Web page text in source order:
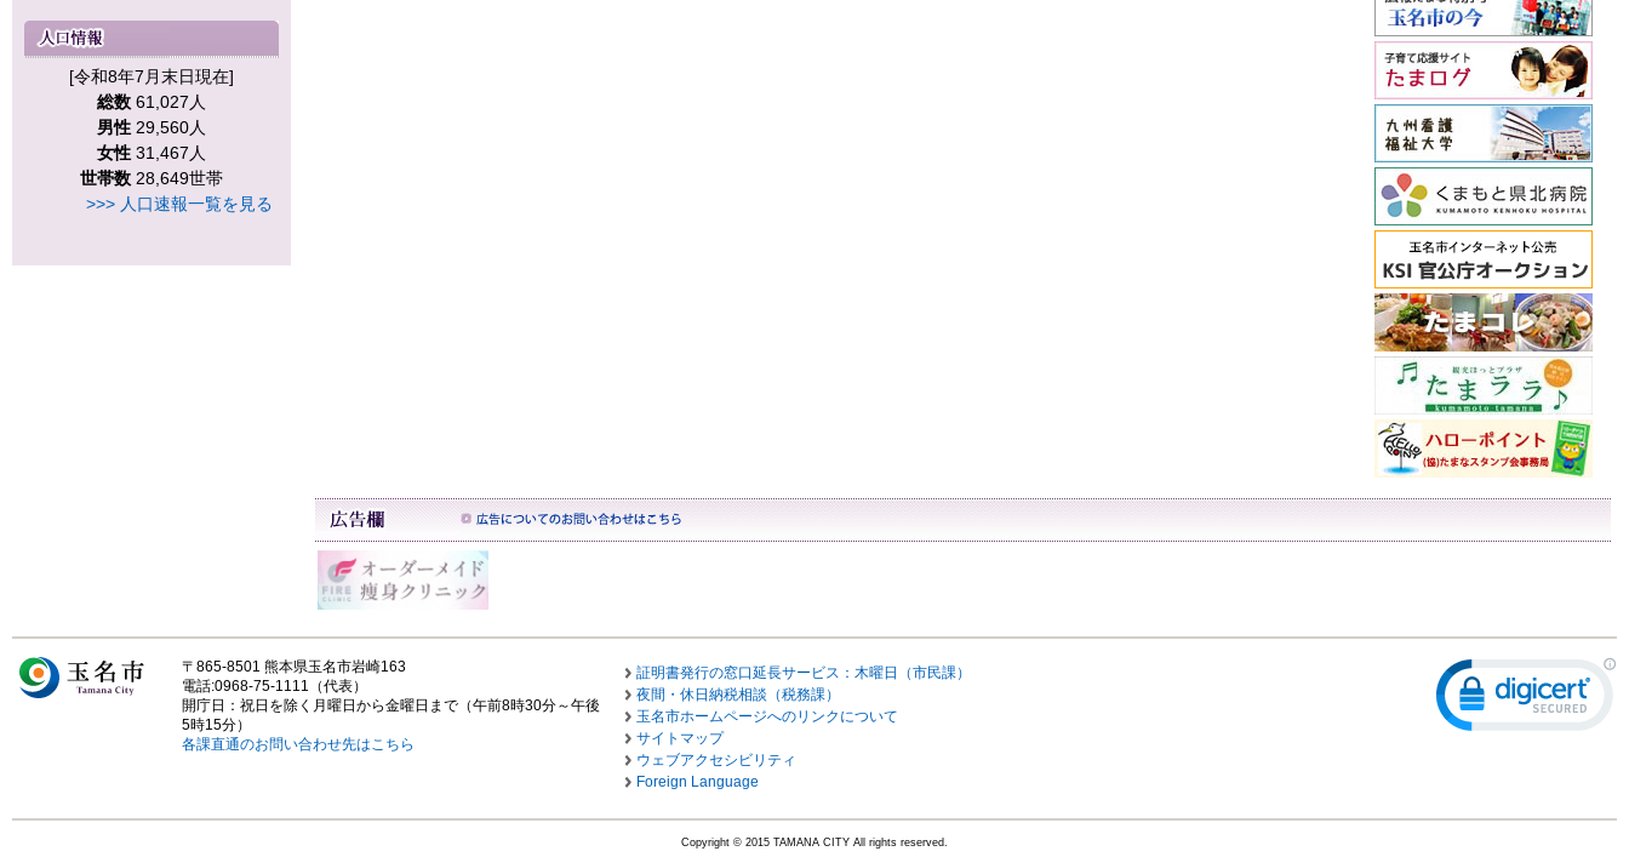
[令和8年7月末日現在]
総数 61,027人
男性 29,560人
女性 31,467人
世帯数 28,649世帯
>>> 人口速報一覧を見る
〒865-8501 熊本県玉名市岩崎163
電話:0968-75-1111（代表）
開庁日：祝日を除く月曜日から金曜日まで（午前8時30分～午後
5時15分）
各課直通のお問い合わせ先はこちら
証明書発行の窓口延長サービス：木曜日（市民課）
夜間・休日納税相談（税務課）
玉名市ホームページへのリンクについて
サイトマップ
ウェブアクセシビリティ
Foreign Language
Copyright © 2015 TAMANA CITY All rights reserved.